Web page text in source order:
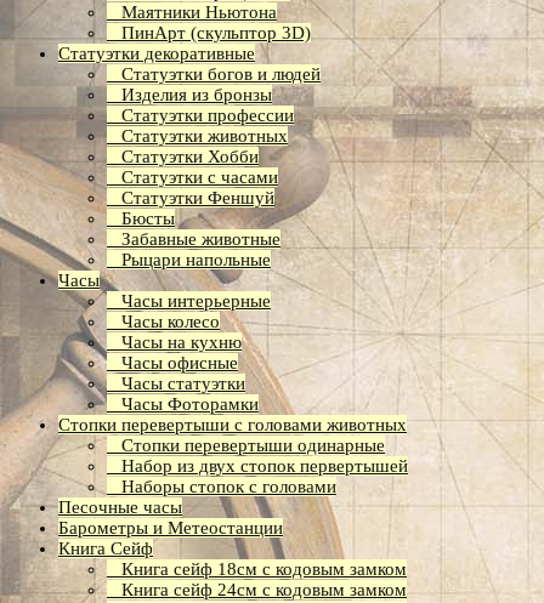
Маятники Ньютона
ПинАрт (скульптор 3D)
Статуэтки декоративные
Статуэтки богов и людей
Изделия из бронзы
Статуэтки профессии
Статуэтки животных
Статуэтки Хобби
Статуэтки с часами
Статуэтки Феншуй
Бюсты
Забавные животные
Рыцари напольные
Часы
Часы интерьерные
Часы колесо
Часы на кухню
Часы офисные
Часы статуэтки
Часы Фоторамки
Стопки перевертыши с головами животных
Стопки перевертыши одинарные
Набор из двух стопок первертышей
Наборы стопок с головами
Песочные часы
Барометры и Метеостанции
Книга Сейф
Книга сейф 18см с кодовым замком
Книга сeйф 24см с кодовым замком